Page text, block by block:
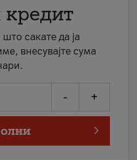
што сакате да ја
внесувајте сума
- +